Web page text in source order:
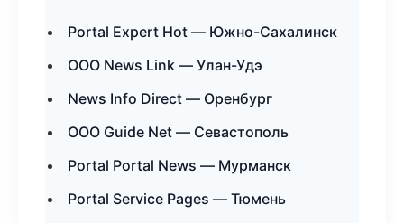
Portal Expert Hot — Южно-Сахалинск
ООО News Link — Улан-Удэ
News Info Direct — Оренбург
ООО Guide Net — Севастополь
Portal Portal News — Мурманск
Portal Service Pages — Тюмень